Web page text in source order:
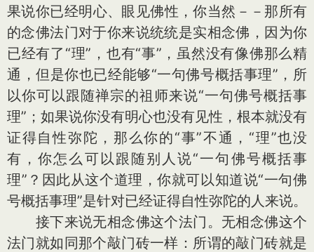
果说你已经明心、眼见佛性，你当然－－那所有
的念佛法门对于你来说统统是实相念佛，因为你
已经有了“理”，也有“事”，虽然没有像佛那么精
通，但是你也已经能够“一句佛号概括事理”，所
以你可以跟随禅宗的祖师来说“一句佛号概括事
理”；如果说你没有明心也没有见性，根本就没有
证得自性弥陀，那么你的“事”不通，“理”也没
有，你怎么可以跟随别人说“一句佛号概括事
理”？因此从这个道理，你就可以知道说“一句佛
号概括事理”是针对已经证得自性弥陀的人来说。
接下来说无相念佛这个法门。无相念佛这个
法门就如同那个敲门砖一样：所谓的敲门砖就是